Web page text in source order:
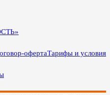
офертаТарифы и условия